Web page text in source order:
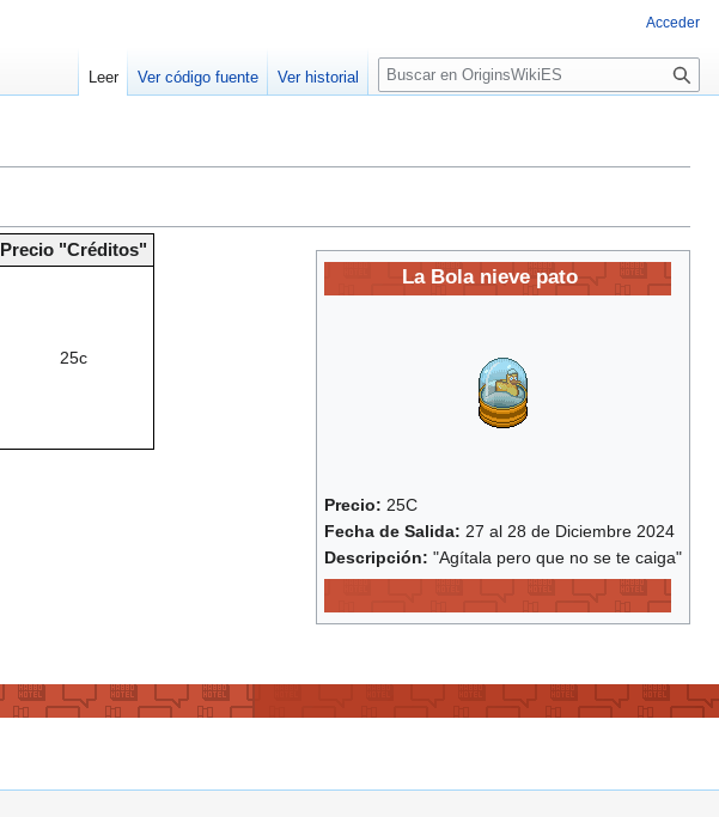
Precio "Créditos"
25c
La Bola nieve pato
Precio: 25C
Fecha de Salida: 27 al 28 de Diciembre 2024
Descripción: "Agítala pero que no se te caiga"
Acceder
Leer Ver código fuente Ver historial
B
u
a